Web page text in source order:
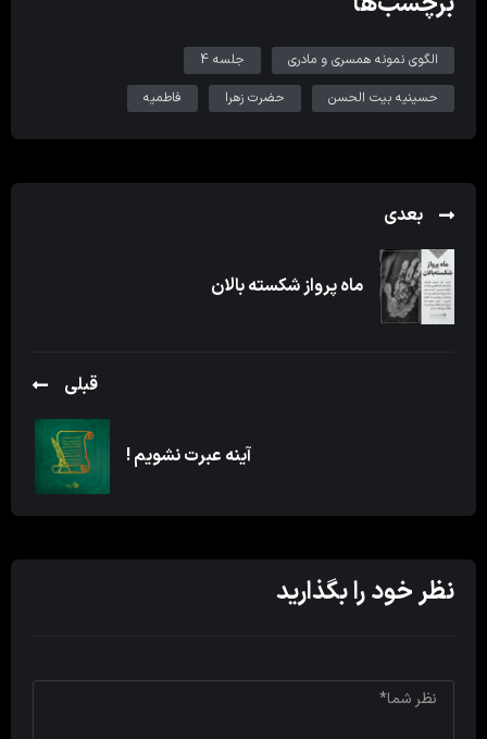
الگوی نمونه همسری و مادری
جلسه 4
حسینیه بیت الحسن
حضرت زهرا فاطمیه
بعدی
ماه پرواز شکسته بالان
قبلی
آینه عبرت نشویم !
نظر خود را بگذارید